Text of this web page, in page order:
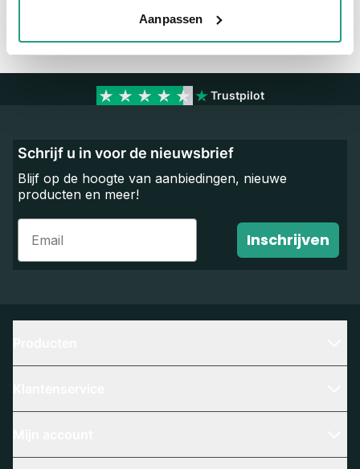
Aanpassen
Trustpilot
Schrijf u in voor de nieuwsbrief
Blijf op de hoogte van aanbiedingen, nieuwe
producten en meer!
Email
Inschrijven